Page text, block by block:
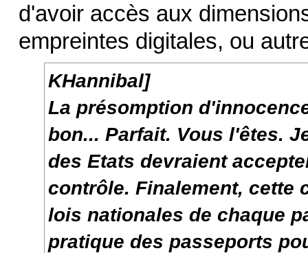
d'avoir accès aux
empreintes digitales, ou
KHannibal]
La présomption
bon... Parfait. Vous l'êtes.
des Etats devraient
contrôle. Finalement, cette
lois nationales de chaque
pratique des passeports